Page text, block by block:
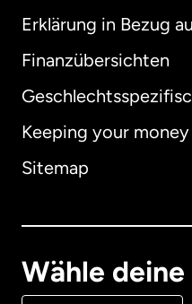
Erklärung in Bezug
Finanzübersichten
Keeping your
Sitemap
Wähle deine
International
Australien